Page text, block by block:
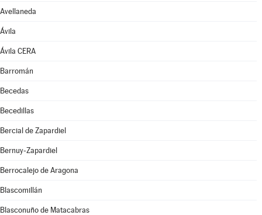
Avellaneda
Ávila
Ávila CERA
Barromán
Becedas
Becedillas
Bercial de Zapardiel
Bernuy-Zapardiel
Berrocalejo de Aragona
Blascomillán
Blasconuño de Matacabras